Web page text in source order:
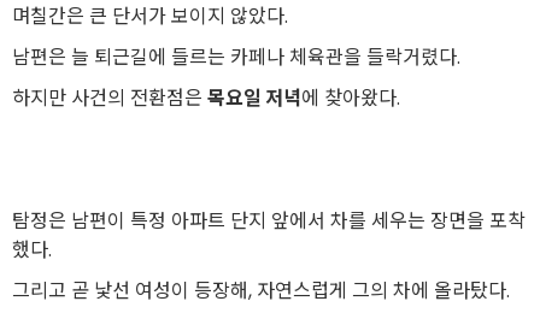
며칠간은 큰 단서가 보이지 않았다.
남편은 늘 퇴근길에 들르는 카페나 체육관을 들락거렸다.
하지만 사건의 전환점은 목요일 저녁에 찾아왔다.
탐정은 남편이 특정 아파트 단지 앞에서 차를 세우는 장면을 포착
했다.
그리고 곧 낯선 여성이 등장해, 자연스럽게 그의 차에 올라탔다.